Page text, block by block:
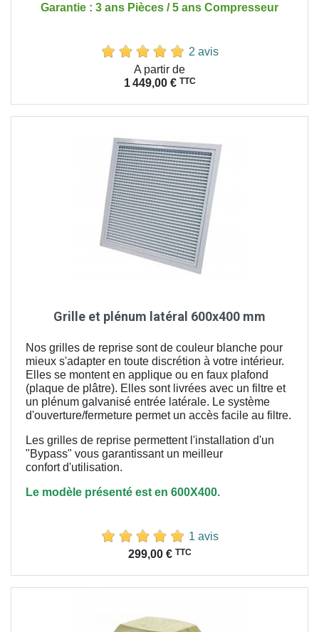
Garantie : 3 ans Pièces / 5 ans Compresseur
2 avis
A partir de
1 449,00 € TTC
Grille et plénum latéral 600x400 mm
Nos grilles de reprise sont de couleur blanche pour
mieux s'adapter en toute discrétion à votre intérieur.
Elles se montent en applique ou en faux plafond
(plaque de plâtre). Elles sont livrées avec un filtre et
un plénum galvanisé entrée latérale. Le système
d'ouverture/fermeture permet un accès facile au filtre.
Les grilles de reprise permettent l'installation d'un
"Bypass" vous garantissant un meilleur
confortd'utilisation.
Le modèle présenté est en 600X400.
1 avis
299,00 € TTC